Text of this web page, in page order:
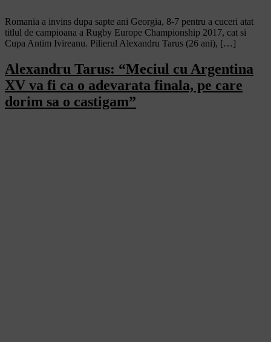
Romania a invins dupa sapte ani Georgia, 8-7 pentru a cuceri atat
titlul de campioana a Rugby Europe Championship 2017, cat si
Cupa Antim Ivireanu. Pilierul Alexandru Tarus (26 ani), […]
Alexandru Tarus: “Meciul cu Argentina
XV va fi ca o adevarata finala, pe care
dorim sa o castigam”